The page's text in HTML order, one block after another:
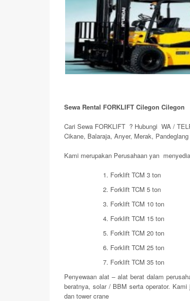
Sewa Rental FORKLIFT Cilegon Cilegon
Cari Sewa FORKLIFT ? Hubungi WA /
Cikane, Balaraja, Anyer, Merak,
Kami merupakan Perusahaan yan
1. Forklift TCM 3 ton
2. Forklift TCM 5 ton
3. Forklift TCM 10 ton
4. Forklift TCM 15 ton
5. Forklift TCM 20 ton
6. Forklift TCM 25 ton
7. Forklift TCM 35 ton
Penyewaan alat – alat berat dalam
beratnya, solar / BBM serta operator.
dan tower crane